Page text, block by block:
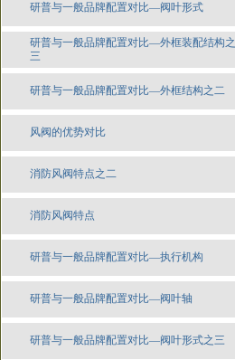
研普与一般品牌配置对比—阀叶形式
研普与一般品牌配置对比—外框装配结构之
三
研普与一般品牌配置对比—外框结构之二
风阀的优势对比
消防风阀特点之二
消防风阀特点
研普与一般品牌配置对比—执行机构
研普与一般品牌配置对比—阀叶轴
研普与一般品牌配置对比—阀叶形式之三